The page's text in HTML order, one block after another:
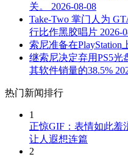
关。
2026-08-08
Take-Two 掌门人为
行比作黑胶唱片 2026-
索尼准备在
继索尼决定弃用PS5
其软件销量的38.5%
热门新闻排行
1
正惊GIF：表情如此羞
让人遐想连篇
2